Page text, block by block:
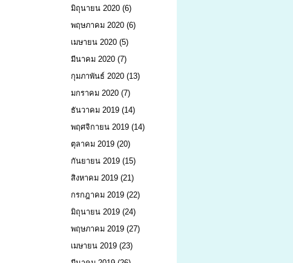
มิถุนายน 2020 (6)
พฤษภาคม 2020 (6)
เมษายน 2020 (5)
มีนาคม 2020 (7)
กุมภาพันธ์ 2020 (13)
มกราคม 2020 (7)
ธันวาคม 2019 (14)
พฤศจิกายน 2019 (14)
ตุลาคม 2019 (20)
กันยายน 2019 (15)
สิงหาคม 2019 (21)
กรกฎาคม 2019 (22)
มิถุนายน 2019 (24)
พฤษภาคม 2019 (27)
เมษายน 2019 (23)